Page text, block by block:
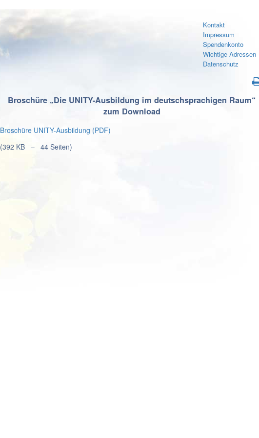
Kontakt
Impressum
Spendenkonto
Wichtige Adressen
Datenschutz
Broschüre „Die UNITY-Ausbildung im deutschsprachigen Raum“
zum Download
Broschüre UNITY-Ausbildung (PDF)
(392 KB – 44 Seiten)